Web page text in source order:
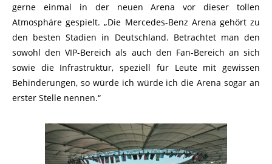
gerne einmal in der neuen Arena vor dieser tollen
Atmosphäre gespielt. „Die Mercedes-Benz Arena gehört zu
den besten Stadien in Deutschland. Betrachtet man den
sowohl den VIP-Bereich als auch den Fan-Bereich an sich
sowie die Infrastruktur, speziell für Leute mit gewissen
Behinderungen, so würde ich würde ich die Arena sogar an
erster Stelle nennen.“